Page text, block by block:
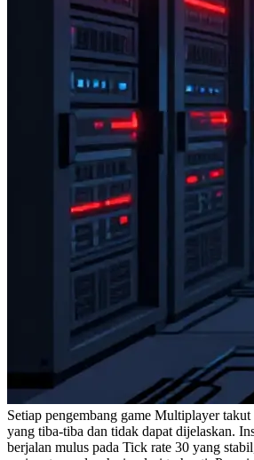
Setiap pengembang game Multiplayer
yang tiba-tiba dan tidak dapat dijelaskan.
berjalan mulus pada Tick rate 30 yang